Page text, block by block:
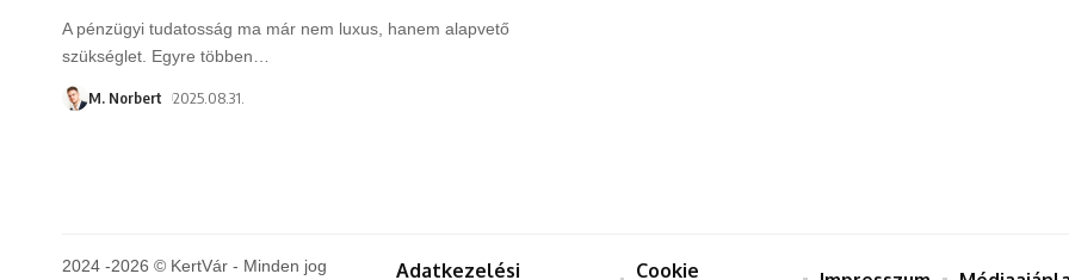
A pénzügyi tudatosság ma már nem luxus, hanem alapvető
szükséglet. Egyre többen
M. Norbert 2025.08.31.
2024 -2026 © KertVár - Minden jog
Adatkezelési
Cookie